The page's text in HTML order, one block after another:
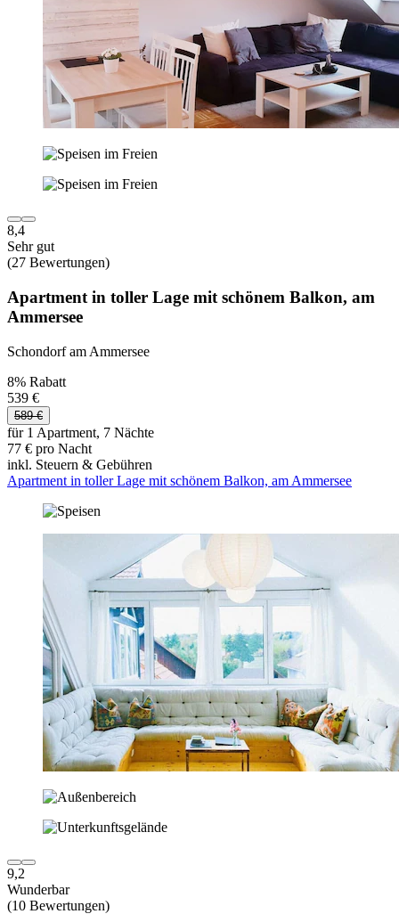
8,4
Sehr gut
(27 Bewertungen)
Apartment in toller Lage mit schönem Balkon, am
Ammersee
Schondorf am Ammersee
8% Rabatt
539 €
589 €
für 1 Apartment, 7 Nächte
77 € pro Nacht
inkl. Steuern & Gebühren
Apartment in toller Lage mit schönem Balkon, am Ammersee
9,2
Wunderbar
(10 Bewertungen)